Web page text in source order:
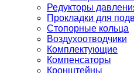
Редукторы
Прокладки для
Стопорные кольца
Воздухоотводчики
Комплектующие
Компенсаторы
Кронштейны